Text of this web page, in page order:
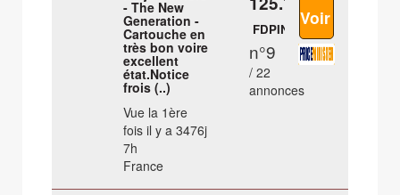
- The New
Generation -
Cartouche en
très bon voire
excellent
état.Notice
frois (..)
Vue la 1ère
fois il y a 3476j
7h
France
FDPIN
n°9
/ 22
annonces